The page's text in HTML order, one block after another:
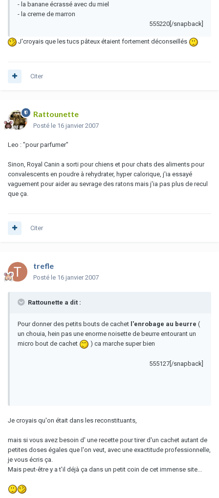
- la banane écrassé avec du miel
- la creme de marron
555220[/snapback]
J'croyais que les tucs pâteux étaient fortement déconseillés
Citer
Rattounette
Posté le 16 janvier 2007
Leo : "pour parfumer"
Sinon, Royal Canin a sorti pour chiens et pour chats des aliments pour
convalescents en poudre à rehydrater, hyper calorique, j'ia essayé
vaguement pour aider au sevrage des ratons mais j'ia pas plus de recul
que ça.
Citer
trefle
Posté le 16 janvier 2007
Rattounette a dit :
Pour donner des petits bouts de cachet l'enrobage au beurre (
un chouia, hein pas une enorme noisette de beurre entourant un
micro bout de cachet
) ca marche super bien
555127[/snapback]
Je croyais qu'on était dans les reconstituants,
mais si vous avez besoin d' une recette pour tirer d'un cachet autant de
petites doses égales que l'on veut, avec une exactitude professionnelle,
je vous écris ça.
Mais peut-être y a t'il déjà ça dans un petit coin de cet immense site...